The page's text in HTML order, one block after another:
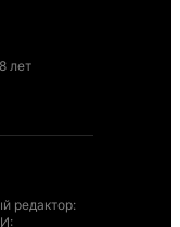
лет
редактор: